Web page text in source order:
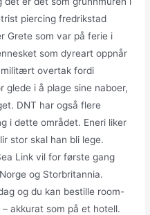
piercing fredrikstad
Grete som var på ferie i
som dyreart oppnår
militært overtak fordi
glede i å plage sine naboer,
DNT har også flere
i dette området. Eneri liker
stor skal han bli lege.
Link vil for første gang
og Storbritannia.
og du kan bestille room-
akkurat som på et hotell.